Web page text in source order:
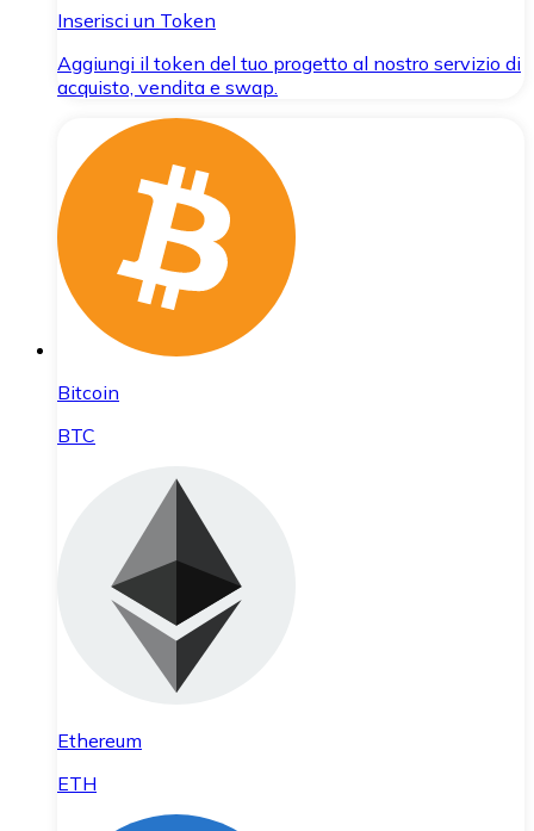
Inserisci un Token
Aggiungi il token del tuo progetto al nostro servizio di
acquisto, vendita e swap.
Bitcoin
BTC
Ethereum
ETH